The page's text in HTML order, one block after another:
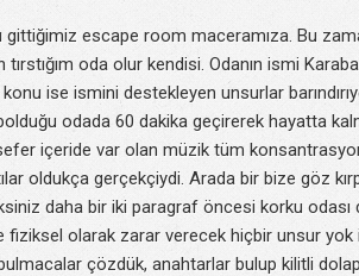
escape room maceramıza. Bu
oda olur kendisi. Odanın ismi
ise ismini destekleyen unsurlar
odada 60 dakika geçirerek hayatta
içeride var olan müzik tüm
oldukça gerçekçiydi. Arada bir bize göz
daha bir iki paragraf öncesi korku
fiziksel olarak zarar verecek hiçbir unsur
çözdük, anahtarlar bulup kilitli